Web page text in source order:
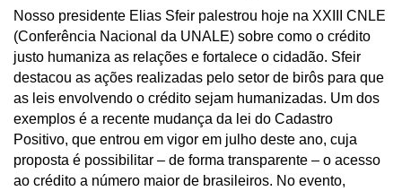
Nosso presidente Elias Sfeir palestrou hoje na XXIII CNLE
(Conferência Nacional da UNALE) sobre como o crédito
justo humaniza as relações e fortalece o cidadão. Sfeir
destacou as ações realizadas pelo setor de birôs para que
as leis envolvendo o crédito sejam humanizadas. Um dos
exemplos é a recente mudança da lei do Cadastro
Positivo, que entrou em vigor em julho deste ano, cuja
proposta é possibilitar – de forma transparente – o acesso
ao crédito a número maior de brasileiros. No evento,